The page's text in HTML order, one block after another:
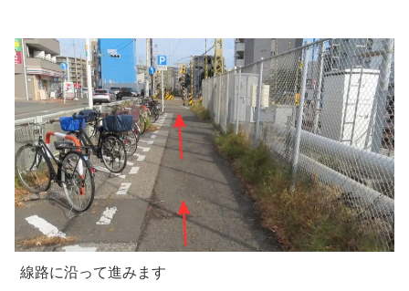
線路に沿って進みます